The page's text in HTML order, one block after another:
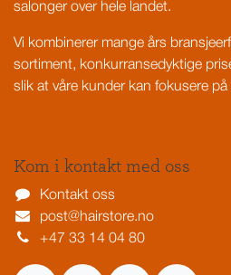
salonger over hele landet.
Vi kombinerer mange års
sortiment, konkurransedyktige
slik at våre kunder kan fokusere
Kom i kontakt med oss
Kontakt oss
post@hairstore.no
+47 33 14 04 80